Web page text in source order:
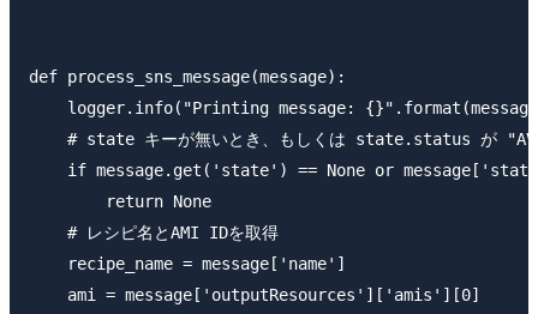
def process_sns_message(message):
logger.info("Printing message:
# state キーが無いとき、もしくは state.status が
if message.get('state') == None or
        return None
    # レシピ名とAMI IDを取得
    recipe_name = message['name']
    ami = message['outputResources']['amis'][0]